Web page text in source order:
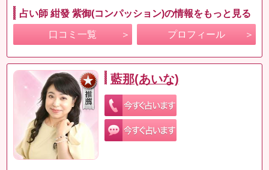
占い師 紺發 紫御(コンパッション)の情報をもっと見る
口コミ一覧 プロフィール
藍那(あいな)